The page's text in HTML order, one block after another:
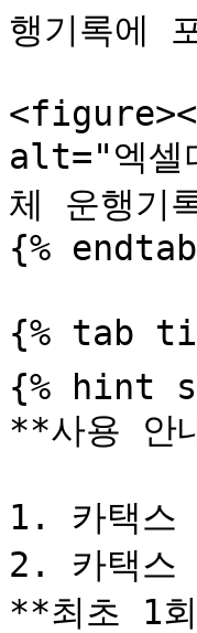
행기록에
alt="엑셀
체 운행
{%
{% tab
{% hint
**사용 안
1. 카택스
2. 카택스
**최초 1